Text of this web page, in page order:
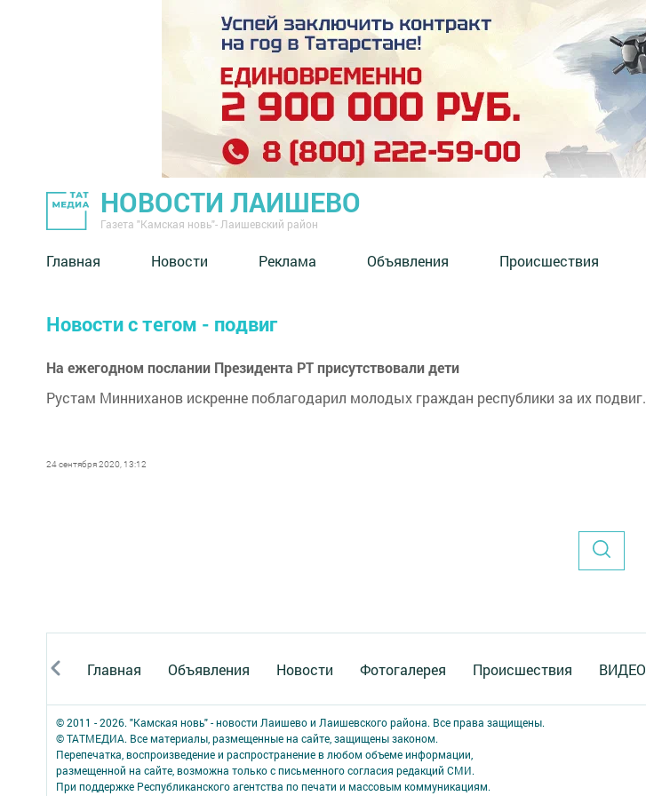
НОВОСТИ ЛАИШЕВО
Газета "Камская новь"- Лаишевский район
Главная Новости Реклама Объявления Происшествия
Новости с тегом - подвиг
На ежегодном послании Президента РТ присутствовали дети
​​​​​​​Рустам Минниханов искренне поблагодарил молодых граждан республики за их подвиг.
24 сентября 2020, 13:12
Главная Объявления Новости Фотогалерея Происшествия ВИДЕО
© 2011 - 2026. "Камская новь" - новости Лаишево и Лаишевского района. Все права защищены.
© ТАТМЕДИА. Все материалы, размещенные на сайте, защищены законом.
Перепечатка, воспроизведение и распространение в любом объеме информации,
размещенной на сайте, возможна только с письменного согласия редакций СМИ.
При поддержке Республиканского агентства по печати и массовым коммуникациям.